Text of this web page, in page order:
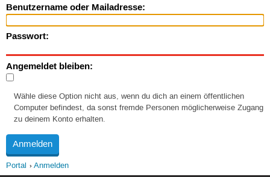
Benutzername oder Mailadresse:
Passwort:
Angemeldet bleiben:
Wähle diese Option nicht aus, wenn du dich an einem öffentlichen
Computer befindest, da sonst fremde Personen möglicherweise Zugang
zu deinem Konto erhalten.
Portal Anmelden